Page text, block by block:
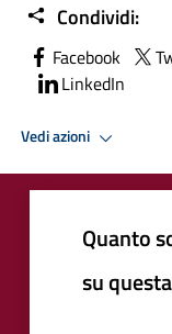
Condividi:
Facebook
LinkedIn
Vedi azioni
Quanto
su